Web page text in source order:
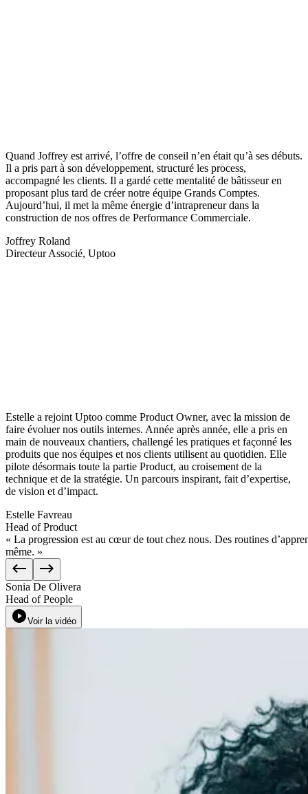
Quand Joffrey est arrivé, l’offre de conseil n’en était qu’à ses débuts.
Il a pris part à son développement, structuré les process,
accompagné les clients. Il a gardé cette mentalité de bâtisseur en
proposant plus tard de créer notre équipe Grands Comptes.
Aujourd’hui, il met la même énergie d’intrapreneur dans la
construction de nos offres de Performance Commerciale.
Joffrey Roland
Directeur Associé, Uptoo
Estelle a rejoint Uptoo comme Product Owner, avec la mission de
faire évoluer nos outils internes. Année après année, elle a pris en
main de nouveaux chantiers, challengé les pratiques et façonné les
produits que nos équipes et nos clients utilisent au quotidien. Elle
pilote désormais toute la partie Product, au croisement de la
technique et de la stratégie. Un parcours inspirant, fait d’expertise,
de vision et d’impact.
Estelle Favreau
Head of Product
« La progression est au cœur de tout chez nous. Des routines
même. »
Sonia De Olivera
Head of People
Voir la vidéo